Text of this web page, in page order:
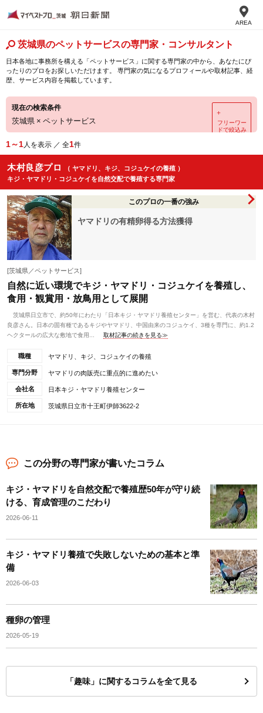
AREA
茨城県のペットサービスの専門家・コンサルタント
日本各地に事務所を構える「ペットサービス」に関する専門家の中から、あなたにぴ
ったりのプロをお探しいただけます。 専門家の気になるプロフィールや取材記事、経
歴、サービス内容を掲載しています。
現在の検索条件
茨城県 × ペットサービス
＋
フリーワー
ドで絞込み
1～1人を表示 ／ 全1件
木村良彦プロ
（ ヤマドリ、キジ、コジュケイの養殖 ）
キジ・ヤマドリ・コジュケイを自然交配で養殖する専門家
このプロの一番の強み
ヤマドリの有精卵得る方法獲得
[茨城県／ペットサービス]
自然に近い環境でキジ・ヤマドリ・コジュケイを養殖し、
食用・観賞用・放鳥用として展開
茨城県日立市で、約50年にわたり「日本キジ・ヤマドリ養殖センター」を営む、代表の木村
良彦さん。日本の固有種であるキジやヤマドリ、中国由来のコジュケイ、3種を専門に、約1.2
ヘクタールの広大な敷地で食用...
取材記事の続きを見る≫
職種 ヤマドリ、キジ、コジュケイの養殖
専門分野 ヤマドリの肉販売に重点的に進めたい
会社名 日本キジ・ヤマドリ養殖センター
所在地 茨城県日立市十王町伊師3622-2
この分野の専門家が書いたコラム
キジ・ヤマドリを自然交配で養殖歴50年が守り続
ける、育成管理のこだわり
2026-06-11
キジ・ヤマドリ養殖で失敗しないための基本と準
備
2026-06-03
種卵の管理
2026-05-19
「趣味」に関するコラムを全て見る